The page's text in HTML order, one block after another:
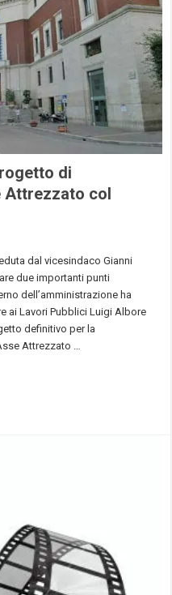
di
Attrezzato col
dal vicesindaco Gianni
due importanti punti
dell’amministrazione ha
ai Lavori Pubblici Luigi Albore
definitivo per la
Attrezzato …